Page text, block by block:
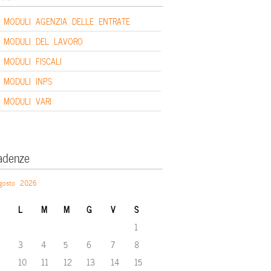
MODULI AGENZIA DELLE ENTRATE
MODULI DEL LAVORO
MODULI FISCALI
MODULI INPS
MODULI VARI
2026
L M M G V S
1
3 4 5 6 7
8
10 11 12 13 14
15